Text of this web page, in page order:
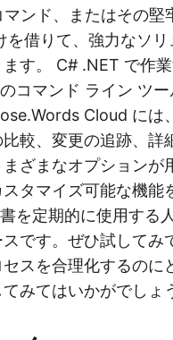
ンド、またはその堅
を借りて、強力なソリ
す。 C# .NET で作
コマンド ライン ツ
Cloud には
較、変更の追跡、詳
ざまなオプションが
タマイズ可能な機能
を定期的に使用する
です。ぜひ試してみ
スを合理化するのに
みてはいかがでしょ